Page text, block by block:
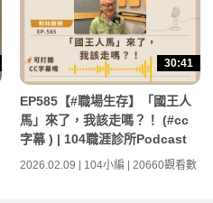
30:41
EP585【#職場生存】「國王人
馬」來了，我該走嗎？！ (#cc
字幕 ) | 104職涯診所Podcast
2026.02.09 | 104小編 | 20660觀看數